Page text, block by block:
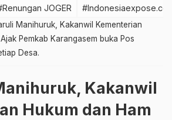
JOGER
Manihuruk, Kakanwil Kementerian
Pemkab Karangasem buka Pos
Desa.
Kakanwil
Hukum dan Ham